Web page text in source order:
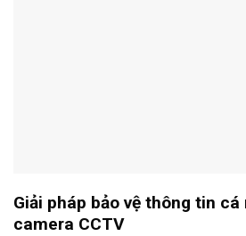
Giải pháp bảo vệ thông tin cá
camera CCTV